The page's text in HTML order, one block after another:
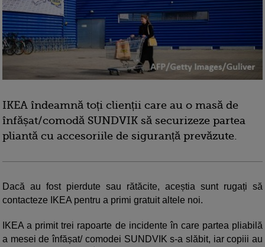
IKEA îndeamnă toți clienții care au o masă de
înfășat/comodă SUNDVIK să securizeze partea
pliantă cu accesoriile de siguranță prevăzute.
Dacă au fost pierdute sau rătăcite, aceștia sunt rugați să
contacteze IKEA pentru a primi gratuit altele noi.
IKEA a primit trei rapoarte de incidente în care partea pliabilă
a mesei de înfășat/ comodei SUNDVIK s-a slăbit, iar copiii au